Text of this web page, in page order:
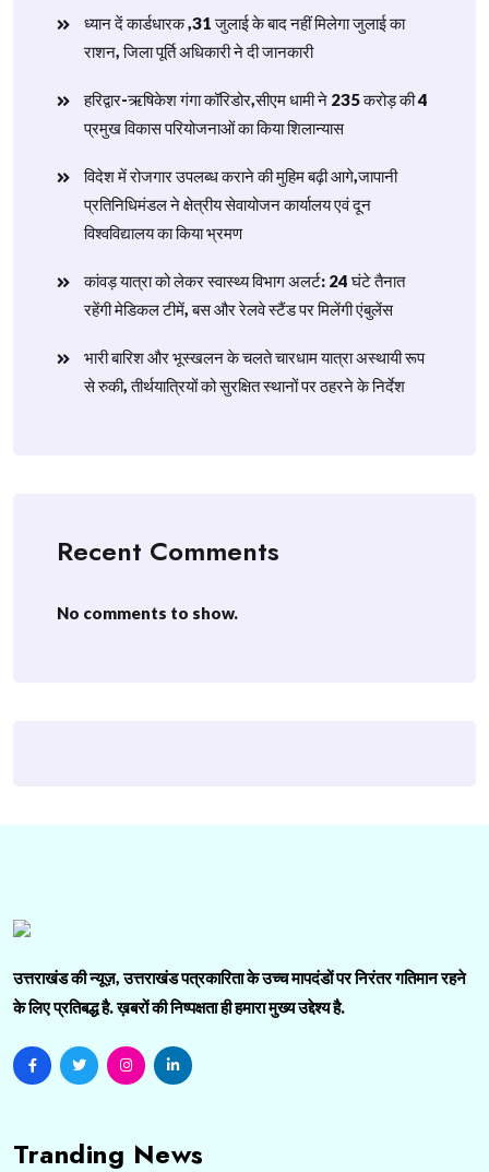
ध्यान दें कार्डधारक ,31 जुलाई के बाद नहीं मिलेगा जुलाई का
राशन, जिला पूर्ति अधिकारी ने दी जानकारी
हरिद्वार-ऋषिकेश गंगा कॉरिडोर,सीएम धामी ने 235 करोड़ की 4
प्रमुख विकास परियोजनाओं का किया शिलान्यास
विदेश में रोजगार उपलब्ध कराने की मुहिम बढ़ी आगे,जापानी
प्रतिनिधिमंडल ने क्षेत्रीय सेवायोजन कार्यालय एवं दून
विश्वविद्यालय का किया भ्रमण
​कांवड़ यात्रा को लेकर स्वास्थ्य विभाग अलर्ट: 24 घंटे तैनात
रहेंगी मेडिकल टीमें, बस और रेलवे स्टैंड पर मिलेंगी एंबुलेंस
​भारी बारिश और भूस्खलन के चलते चारधाम यात्रा अस्थायी रूप
से रुकी, तीर्थयात्रियों को सुरक्षित स्थानों पर ठहरने के निर्देश
Recent Comments
No comments to show.
उत्तराखंड की न्यूज़, उत्तराखंड पत्रकारिता के उच्च मापदंडों पर निरंतर गतिमान रहने
के लिए प्रतिबद्ध है. ख़बरों की निष्पक्षता ही हमारा मुख्य उद्देश्य है.
Tranding News